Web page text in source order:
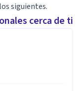
siguientes.
cerca de ti